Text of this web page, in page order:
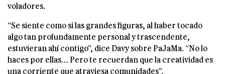
voladores.
“Se siente como si las grandes figuras, al haber tocado
algo tan profundamente personal y trascendente,
estuvieran ahí contigo”, dice Davy sobre PaJaMa. “No lo
haces por ellas… Pero te recuerdan que la creatividad es
una corriente que atraviesa comunidades”.